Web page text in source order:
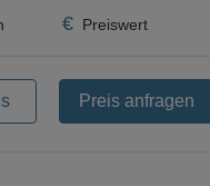
€ Preiswert
Preis anfragen